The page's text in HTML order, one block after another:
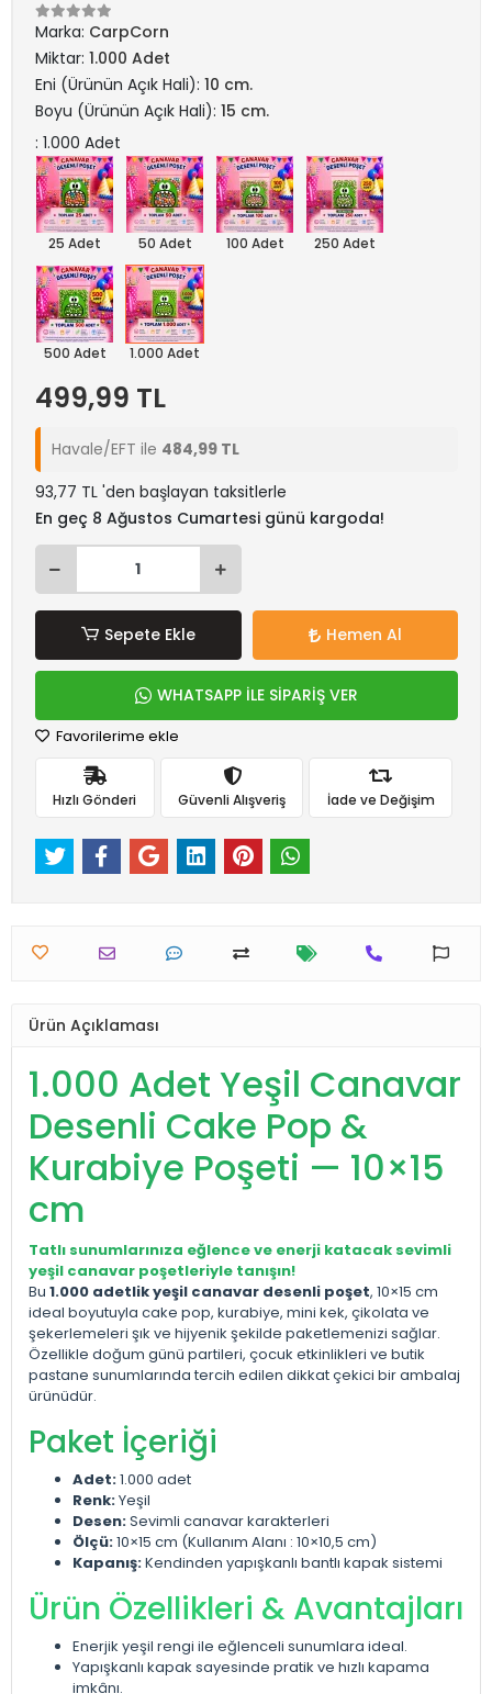
Marka: CarpCorn
Miktar: 1.000 Adet
Eni (Ürünün Açık Hali): 10 cm.
Boyu (Ürünün Açık Hali): 15 cm.
: 1.000 Adet
25 Adet 50 Adet 100 Adet 250 Adet
500 Adet 1.000 Adet
499,99 TL
Havale/EFT ile 484,99 TL
93,77 TL 'den başlayan taksitlerle
En geç 8 Ağustos Cumartesi günü kargoda!
Sepete Ekle Hemen Al
WHATSAPP İLE SİPARİŞ VER
Favorilerime ekle
Hızlı Gönderi Güvenli Alışveriş İade ve Değişim
Ürün Açıklaması
1.000 Adet Yeşil Canavar
Desenli Cake Pop &
Kurabiye Poşeti — 10×15
cm
Tatlı sunumlarınıza eğlence ve enerji katacak sevimli
yeşil canavar poşetleriyle tanışın!
Bu 1.000 adetlik yeşil canavar desenli poşet, 10×15 cm
ideal boyutuyla cake pop, kurabiye, mini kek, çikolata ve
şekerlemeleri şık ve hijyenik şekilde paketlemenizi sağlar.
Özellikle doğum günü partileri, çocuk etkinlikleri ve butik
pastane sunumlarında tercih edilen dikkat çekici bir ambalaj
ürünüdür.
Paket İçeriği
Adet:1.000 adet
Renk:Yeşil
Desen:Sevimli canavar karakterleri
Ölçü:10×15 cm (Kullanım Alanı : 10×10,5 cm)
Kapanış:Kendinden yapışkanlı bantlı kapak sistemi
Ürün Özellikleri & Avantajları
Enerjik yeşil rengi ile eğlenceli sunumlara ideal.
Yapışkanlı kapak sayesinde pratik ve hızlı kapama
imkânı.